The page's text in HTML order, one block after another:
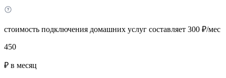
стоимость подключения домашних услуг составляет 300 ₽/мес
450
₽ в месяц